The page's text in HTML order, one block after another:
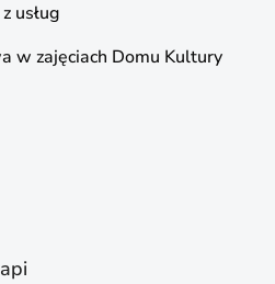
usług
w zajęciach Domu Kultury